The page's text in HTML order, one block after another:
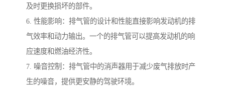
及时更换损坏的部件。
6. 性能影响：排气管的设计和性能直接影响发动机的排
气效率和动力输出。一个的排气管可以提高发动机的响
应速度和燃油经济性。
7. 噪音控制：排气管中的消声器用于减少废气排放时产
生的噪音，提供更安静的驾驶环境。